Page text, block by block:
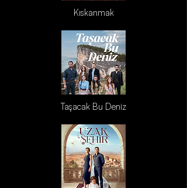
Kıskanmak
Taşacak Bu Deniz